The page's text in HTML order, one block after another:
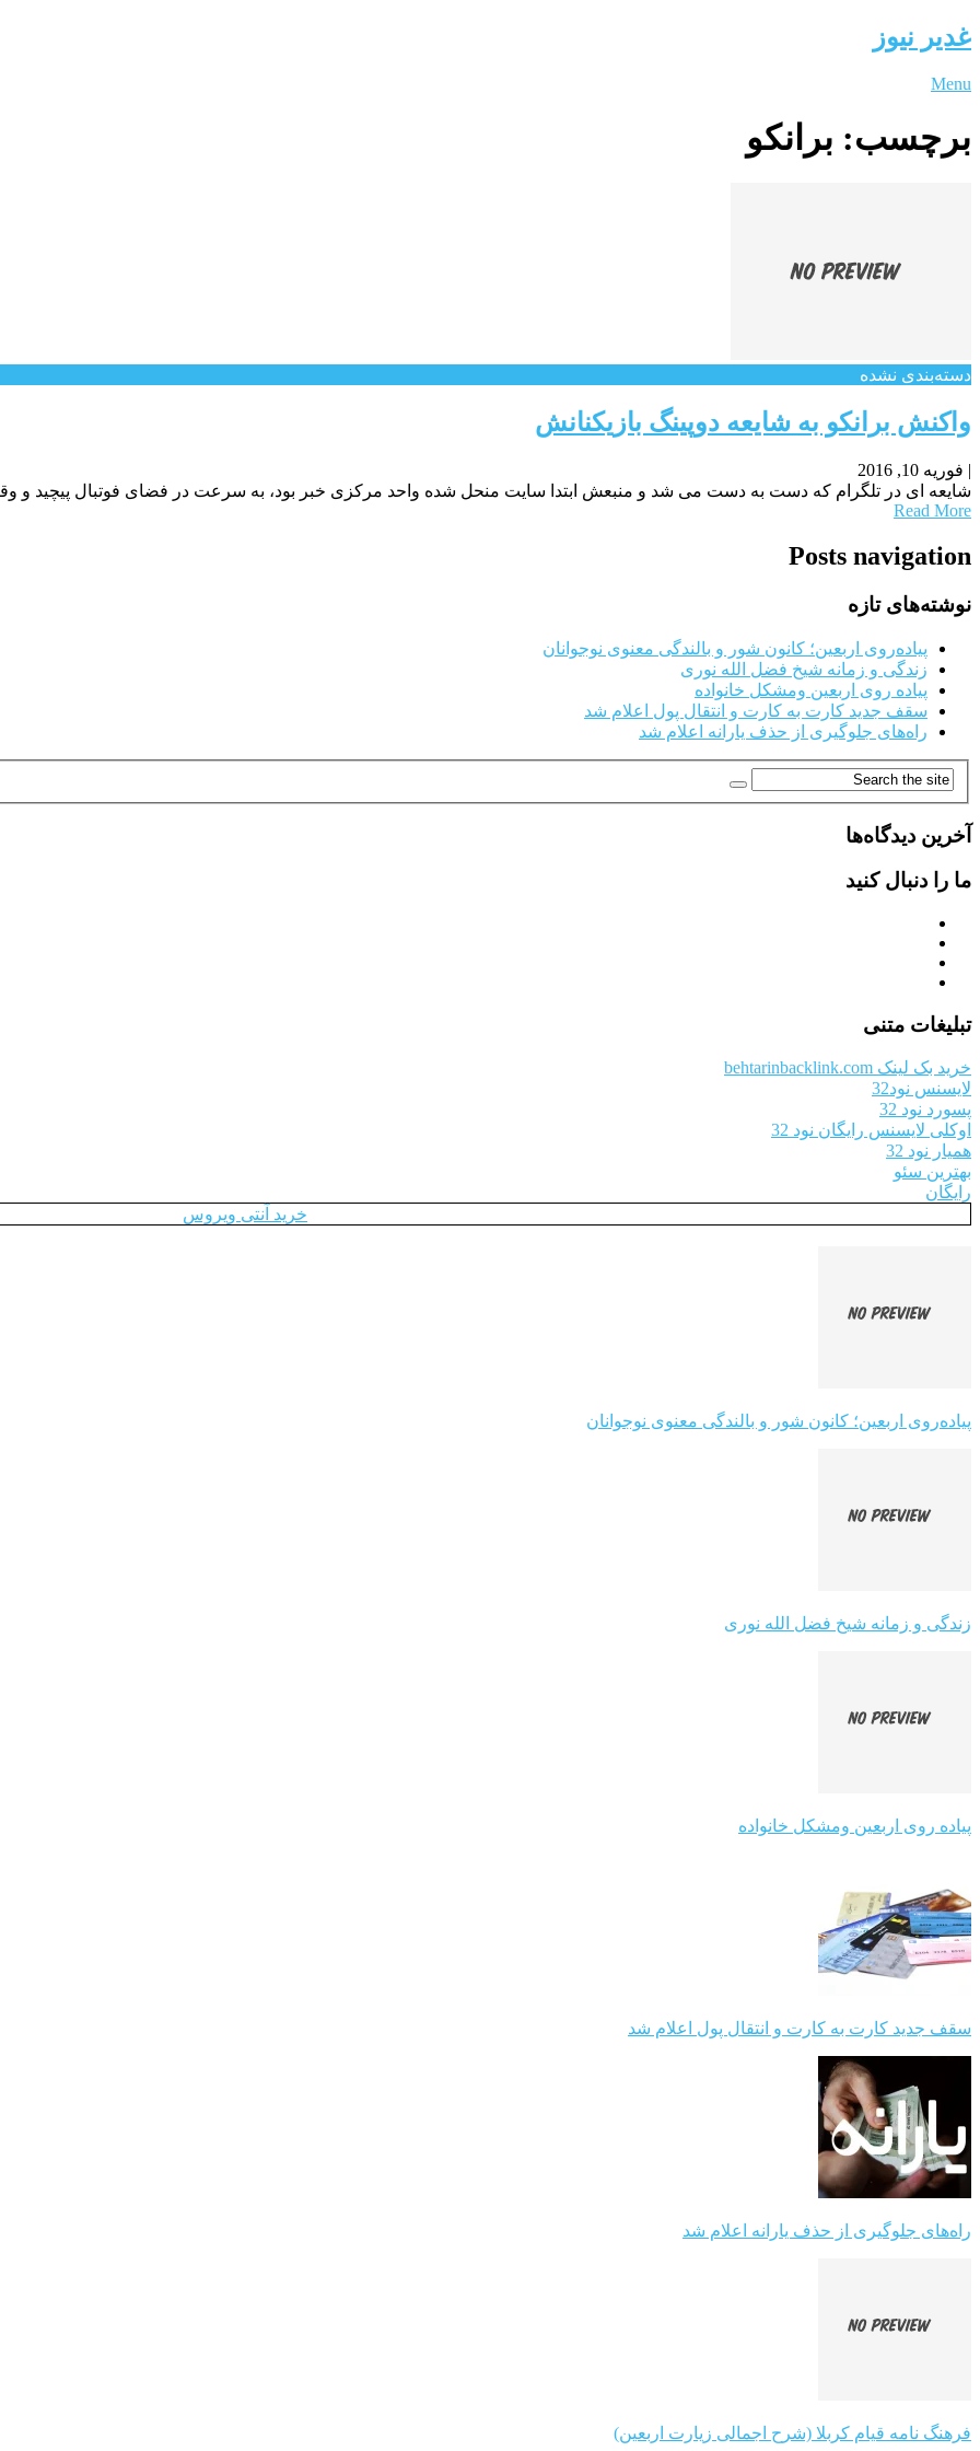
غدیر نیوز
Menu
برچسب: برانکو
دسته‌بندی نشده
واکنش برانکو به شایعه دوپینگ بازیکنانش
| فوریه 10, 2016
شایعه ای در تلگرام که دست به دست می شد و منبعش ابتدا سایت منحل شده واحد مرکزی خبر بود، به سرعت در فضای فوتبال پیچید و
Read More
Posts navigation
نوشته‌های تازه
پیاده‌روی اربعین؛ کانون شور و بالندگی معنوی نوجوانان
زندگی و زمانه شیخ فضل الله نوری
پیاده روی اربعین ومشکل خانواده
سقف جدید کارت به کارت و انتقال پول اعلام شد
راه‌های جلوگیری از حذف یارانه اعلام شد
آخرین دیدگاه‌ها
ما را دنبال کنید
تبلیغات متنی
خرید بک لینک behtarinbacklink.com
لایسنس نود32
پسورد نود 32
اوکلی لایسنس رایگان نود 32
همیار نود 32
بهترین سئو
رایگان
خرید آنتی ویروس
پیاده‌روی اربعین؛ کانون شور و بالندگی معنوی نوجوانان
زندگی و زمانه شیخ فضل الله نوری
پیاده روی اربعین ومشکل خانواده
سقف جدید کارت به کارت و انتقال پول اعلام شد
راه‌های جلوگیری از حذف یارانه اعلام شد
فرهنگ نامه قیام کربلا (شرح اجمالی زیارت اربعین)